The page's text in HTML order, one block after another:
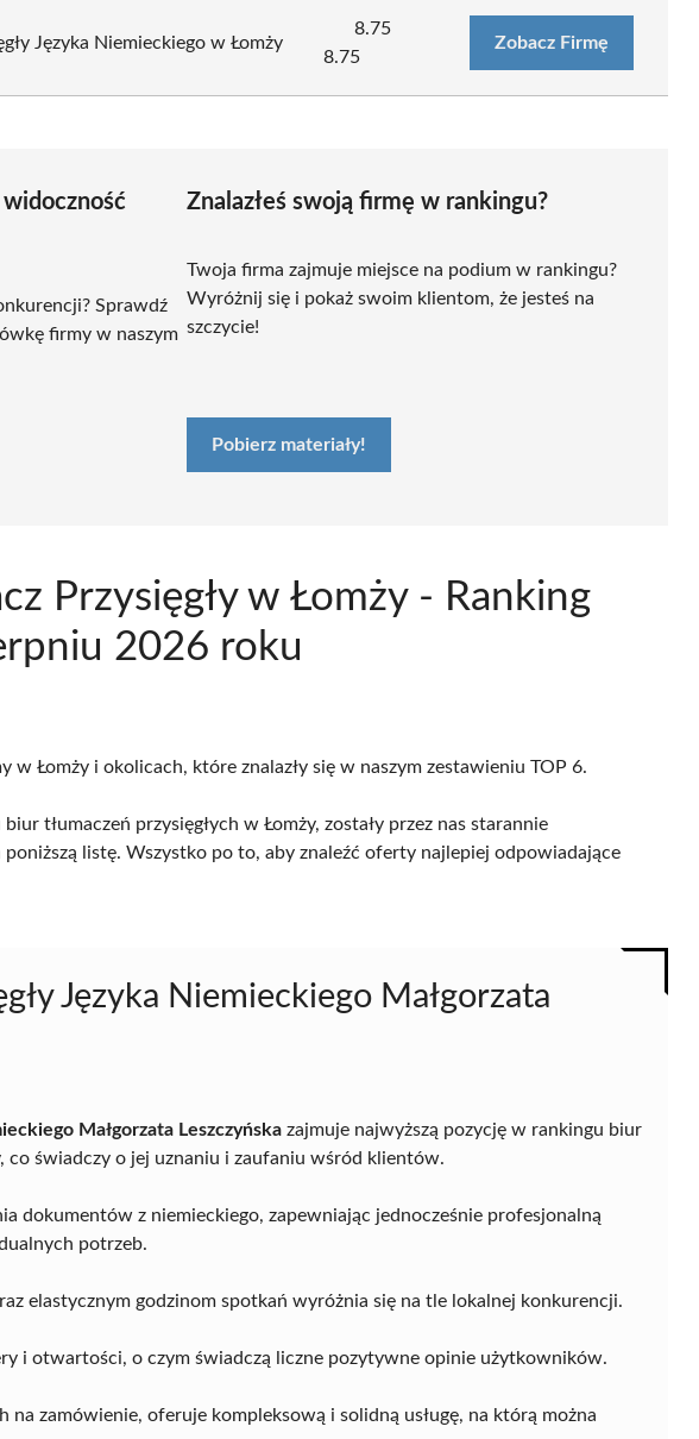
Języka Niemieckiego w Łomży
8.75
8.75
Zobacz Firmę
Sprawdź
firmy w naszym
Znalazłeś swoją firmę w rankingu?
Twoja firma zajmuje miejsce na podium w rankingu?
Wyróżnij się i pokaż swoim klientom, że jesteś na
szczycie!
Pobierz materiały!
Przysięgły w Łomży - Ranking
2026 roku
w Łomży i okolicach, które znalazły się w naszym zestawieniu TOP 6.
tłumaczeń przysięgłych w Łomży, zostały przez nas starannie
listę. Wszystko po to, aby znaleźć oferty najlepiej odpowiadające
Języka Niemieckiego Małgorzata
Małgorzata Leszczyńska zajmuje najwyższą pozycję w rankingu biur
co świadczy o jej uznaniu i zaufaniu wśród klientów.
dokumentów z niemieckiego, zapewniając jednocześnie profesjonalną
potrzeb.
elastycznym godzinom spotkań wyróżnia się na tle lokalnej konkurencji.
i otwartości, o czym świadczą liczne pozytywne opinie użytkowników.
na zamówienie, oferuje kompleksową i solidną usługę, na którą można